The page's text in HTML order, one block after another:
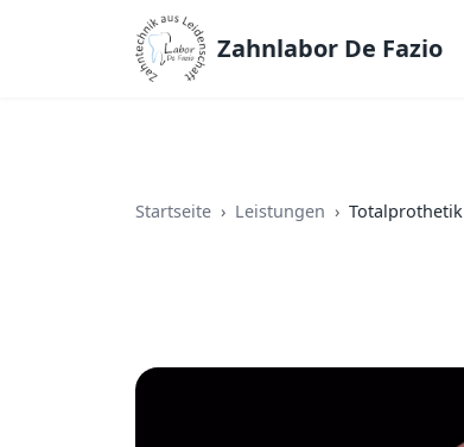
Zahnlabor De Fazio
Startseite Leistungen Totalprothetik